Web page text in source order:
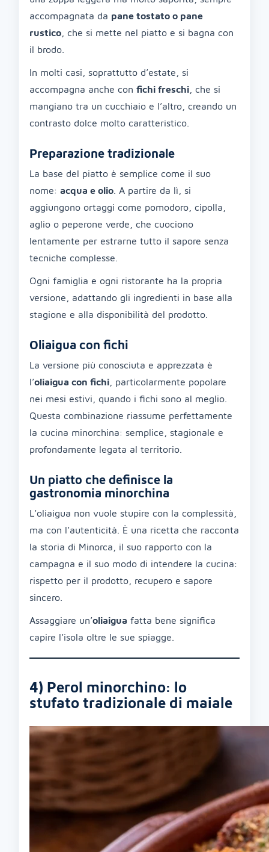
accompagnata da pane tostato o pane
rustico , che si mette nel piatto e si bagna con
il brodo.
In molti casi, soprattutto d’estate, si
accompagna anche con fichi freschi , che si
mangiano tra un cucchiaio e l’altro, creando un
contrasto dolce molto caratteristico.
Preparazione tradizionale
La base del piatto è semplice come il suo
nome: acqua e olio . A partire da lì, si
aggiungono ortaggi come pomodoro, cipolla,
aglio o peperone verde, che cuociono
lentamente per estrarne tutto il sapore senza
tecniche complesse.
Ogni famiglia e ogni ristorante ha la propria
versione, adattando gli ingredienti in base alla
stagione e alla disponibilità del prodotto.
Oliaigua con fichi
La versione più conosciuta e apprezzata è
l’oliaigua con fichi , particolarmente popolare
nei mesi estivi, quando i fichi sono al meglio.
Questa combinazione riassume perfettamente
la cucina minorchina: semplice, stagionale e
profondamente legata al territorio.
Un piatto che definisce la
gastronomia minorchina
L’oliaigua non vuole stupire con la complessità,
ma con l’autenticità. È una ricetta che racconta
la storia di Minorca, il suo rapporto con la
campagna e il suo modo di intendere la cucina:
rispetto per il prodotto, recupero e sapore
sincero.
Assaggiare un’oliaigua fatta bene significa
capire l’isola oltre le sue spiagge.
4) Perol minorchino: lo
stufato tradizionale di maiale